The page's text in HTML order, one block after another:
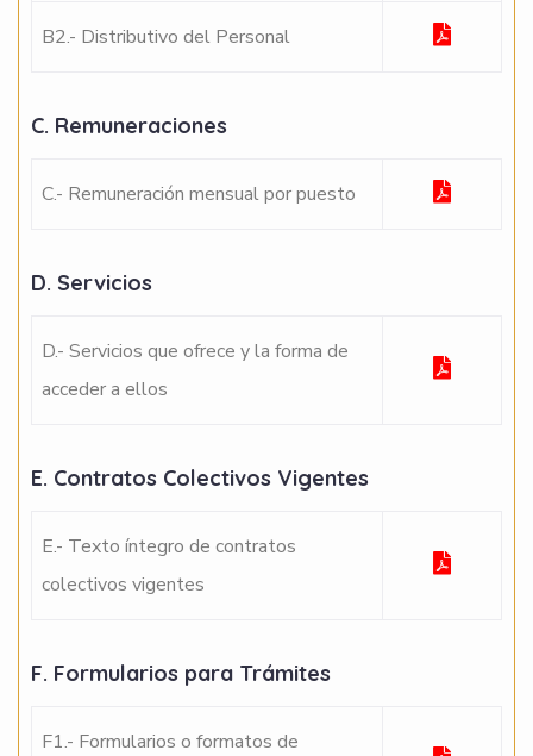
B2.- Distributivo del Personal
C. Remuneraciones
C.- Remuneración mensual por puesto
D. Servicios
D.- Servicios que ofrece y la forma de
acceder a ellos
E. Contratos Colectivos Vigentes
E.- Texto íntegro de contratos
colectivos vigentes
F. Formularios para Trámites
F1.- Formularios o formatos de